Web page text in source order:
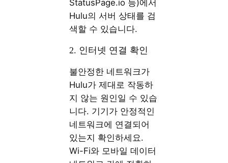
StatusPage.io 등)에서
Hulu의 서버 상태를 검
색할 수 있습니다.
2. 인터넷 연결 확인
불안정한 네트워크가
Hulu가 제대로 작동하
지 않는 원인일 수 있습
니다. 기기가 안정적인
네트워크에 연결되어
있는지 확인하세요.
Wi-Fi와 모바일 데이터